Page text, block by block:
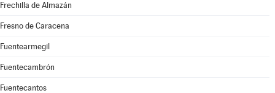
Frechilla de Almazán
Fresno de Caracena
Fuentearmegil
Fuentecambrón
Fuentecantos